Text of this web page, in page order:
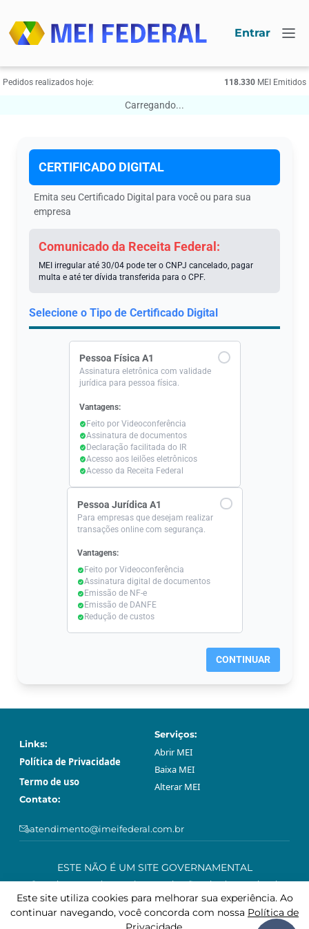
Entrar
Pedidos realizados hoje: 118.330МЕI Emitidos
Carregando...
CERTIFICADO DIGITAL
Emita seu Certificado Digital para você ou para sua
empresa
Comunicado da Receita Federal:
MEI irregular até 30/04 pode ter o CNPJ cancelado, pagar
multa e até ter dívida transferida para o CPF.
Selecione o Tipo de Certificado Digital
Pessoa Física A1
Assinatura eletrônica com validade
jurídica para pessoa física.
Vantagens:
Feito por Videoconferência
Assinatura de documentos
Declaração facilitada do IR
Acesso aos leilões eletrônicos
Acesso da Receita Federal
Pessoa Jurídica A1
Para empresas que desejam realizar
transações online com segurança.
Vantagens:
Feito por Videoconferência
Assinatura digital de documentos
Emissão de NF-e
Emissão de DANFE
Redução de custos
CONTINUAR
Links:
Política de Privacidade
Termo de uso
Serviços:
Abrir МЕI
Baixa МЕI
Alterar МЕI
Contato:
atendimento@imeifederal.com.br
ESTE NÃO É UM SITE GOVERNAMENTAL
O serviço prestado através neste site são privado e opcional.
Podem ser feitos gratuitamente sem o acompanhamento profissional
deste site, através da plataforma governamental gov.br.
Este site utiliza cookies para melhorar sua experiência. Ao
continuar navegando, você concorda com nossa Política de